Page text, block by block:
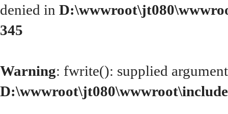
denied in
345
Warning: fwrite(): supplied